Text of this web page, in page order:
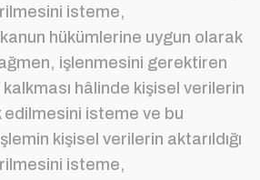
isteme,
hükümlerine uygun olarak
işlenmesini gerektiren
hâlinde kişisel verilerin
edilmesini isteme ve bu
kişisel verilerin aktarıldığı
isteme,